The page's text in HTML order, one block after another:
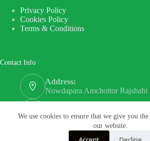
We use cookies to ensure that we give you
our website.
Privacy Policy
Cookies Policy
Terms & Conditions
Contact Info
Address:
Nowdapara Amchottor Rajshahi
+8801571089862